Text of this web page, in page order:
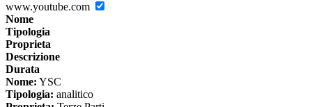
www.youtube.com
Nome
Tipologia
Proprieta
Descrizione
Durata
Nome: YSC
Tipologia: analitico